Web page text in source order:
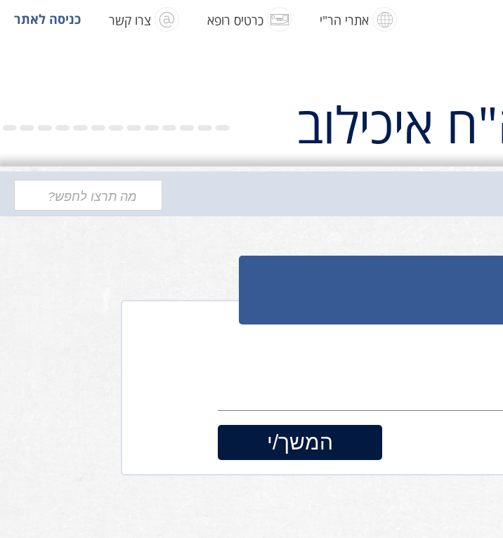
אתרי הר"י כרטיס רופא צרו קשר כניסה לאתר
איכילוב